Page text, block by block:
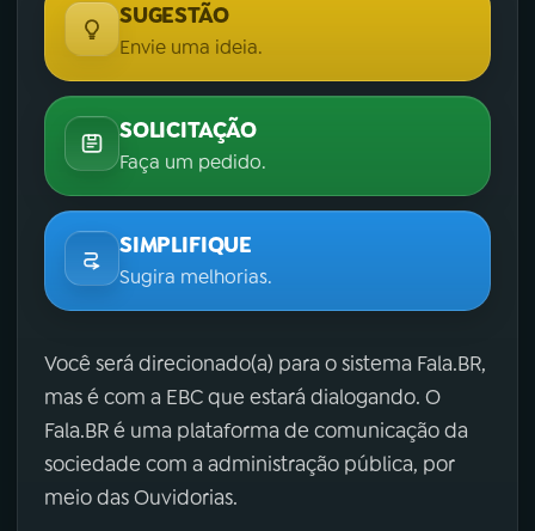
SUGESTÃO
Envie uma ideia.
SOLICITAÇÃO
Faça um pedido.
SIMPLIFIQUE
Sugira melhorias.
Você será direcionado(a) para o sistema Fala.BR,
mas é com a EBC que estará dialogando. O
Fala.BR é uma plataforma de comunicação da
sociedade com a administração pública, por
meio das Ouvidorias.